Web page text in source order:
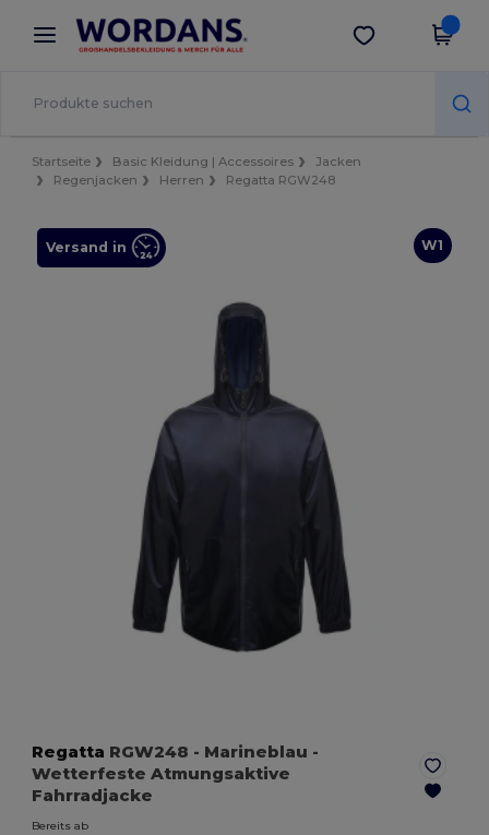
× Wordans App
Bessere Preise in der App!
App holen
Startseite Basic Kleidung | Accessoires
Jacken
Regenjacken
Herren Regatta RGW248
W1
Versand in
Regatta RGW248 - Marineblau -
Wetterfeste Atmungsaktive
Fahrradjacke
Bereits ab